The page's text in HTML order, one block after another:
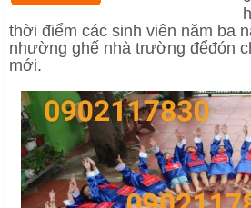
thời điểm các sinh viên năm ba
nhường ghế nhà trường đểđón
mới.